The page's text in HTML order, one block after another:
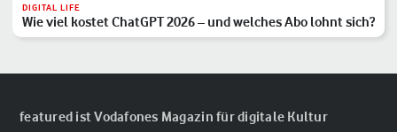
DIGITAL LIFE
Wie viel kostet ChatGPT 2026 – und welches Abo lohnt sich?
featured ist Vodafones Magazin für digitale Kultur